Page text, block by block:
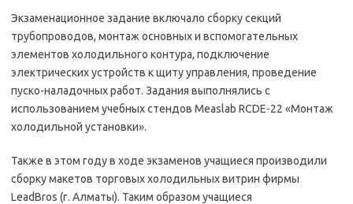
Экзаменационное задание включало сборку секций
трубопроводов, монтаж основных и вспомогательных
элементов холодильного контура, подключение
электрических устройств к щиту управления, проведение
пуско-наладочных работ. Задания выполнялись с
использованием учебных стендов Measlab RCDE-22 «Монтаж
холодильной установки».
Также в этом году в ходе экзаменов учащиеся производили
сборку макетов торговых холодильных витрин фирмы
LeadBros (г. Алматы). Таким образом учащиеся